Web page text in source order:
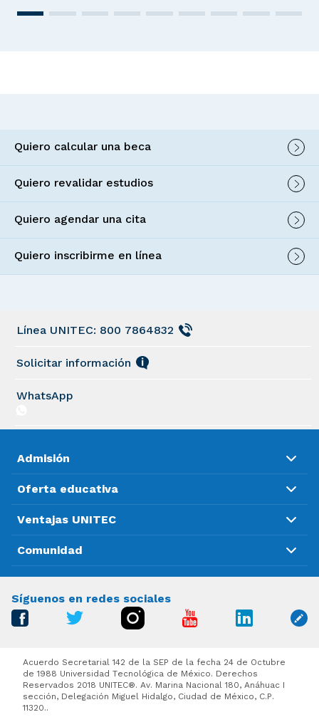
Quiero calcular una beca
Quiero revalidar estudios
Quiero agendar una cita
Quiero inscribirme en línea
Línea UNITEC: 800 7864832
Solicitar información
WhatsApp
Admisión
Oferta educativa
Ventajas UNITEC
Comunidad
Síguenos en redes sociales
Acuerdo Secretarial 142 de la SEP de la fecha 24 de Octubre
de 1988 Universidad Tecnológica de México. Derechos
Reservados 2018 UNITEC®. Av. Marina Nacional 180, Anáhuac I
sección, Delegación Miguel Hidalgo, Ciudad de México, C.P.
11320..